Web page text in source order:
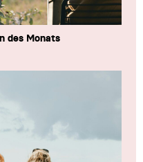
des Monats